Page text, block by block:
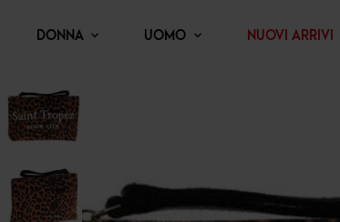
DONNA UOMO NUOVI ARRIVI